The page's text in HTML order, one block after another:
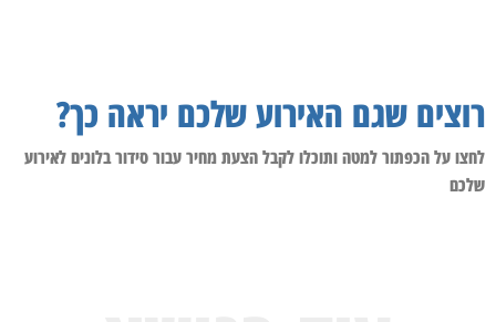
רוצים שגם האירוע שלכם יראה כך?
לחצו על הכפתור למטה ותוכלו לקבל הצעת מחיר עבור סידור בלונים לאירוע
שלכם